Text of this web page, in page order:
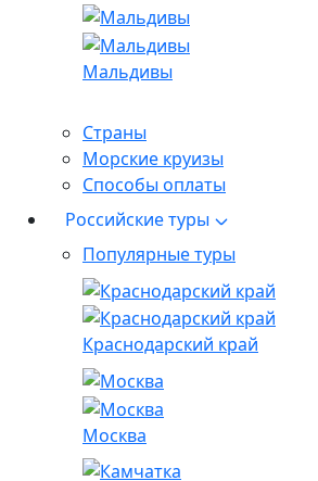
Мальдивы
Страны
Морские круизы
Способы оплаты
Российские туры
Популярные туры
Краснодарский край
Москва